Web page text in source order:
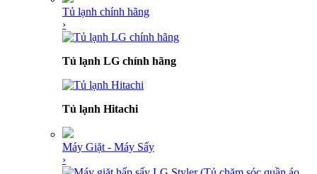
Tủ lạnh chính hãng
›
Tủ lạnh LG chính hãng
Tủ lạnh Hitachi
Máy Giặt - Máy Sấy
›